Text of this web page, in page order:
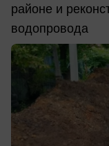
районе и
водопровода